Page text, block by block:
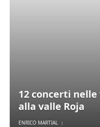
12 concerti
alla valle Roja
ENRICO MARTIAL